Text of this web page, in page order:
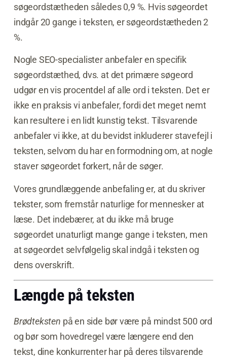
søgeordstætheden således 0,9 %. Hvis søgeordet
indgår 20 gange i teksten, er søgeordstætheden 2
%.
Nogle SEO-specialister anbefaler en specifik
søgeordstæthed, dvs. at det primære søgeord
udgør en vis procentdel af alle ord i teksten. Det er
ikke en praksis vi anbefaler, fordi det meget nemt
kan resultere i en lidt kunstig tekst. Tilsvarende
anbefaler vi ikke, at du bevidst inkluderer stavefejl i
teksten, selvom du har en formodning om, at nogle
staver søgeordet forkert, når de søger.
Vores grundlæggende anbefaling er, at du skriver
tekster, som fremstår naturlige for mennesker at
læse. Det indebærer, at du ikke må bruge
søgeordet unaturligt mange gange i teksten, men
at søgeordet selvfølgelig skal indgå i teksten og
dens overskrift.
Længde på teksten
Brødteksten på en side bør være på mindst 500 ord
og bør som hovedregel være længere end den
tekst, dine konkurrenter har på deres tilsvarende